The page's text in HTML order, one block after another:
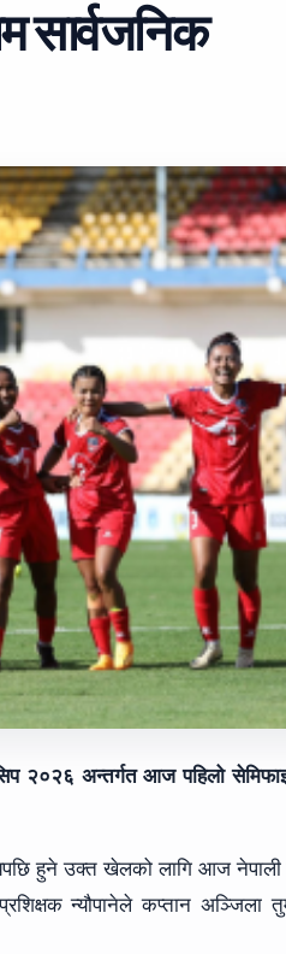
सार्वजनिक
२०२६ अन्तर्गत आज पहिलो
हुने उक्त खेलको लागि आज नेपाली
न्यौपानेले कप्तान अञ्जिला